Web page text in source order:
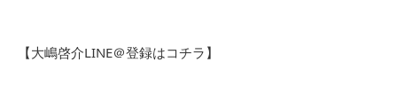
【大嶋啓介LINE＠登録はコチラ】